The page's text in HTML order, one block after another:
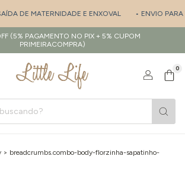
E ENXOVAL • ENVIO PARA TODO
(5% PAGAMENTO NO PIX + 5% CUPOM
PRIMEIRACOMPRA)
0
> breadcrumbs.combo-body-florzinha-sapatinho-